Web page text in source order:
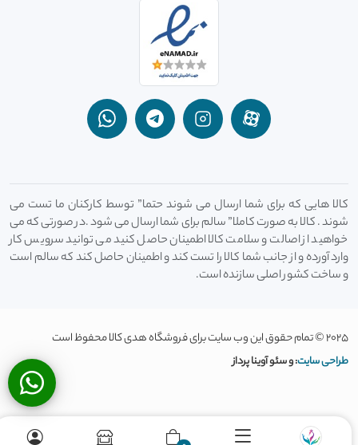
کالا هایی که برای شما ارسال می شوند حتما” توسط کارکنان ما تست می
شوند . کالا به صورت کاملا” سالم برای شما ارسال می شود .در صورتی که می
خواهید از اصالت و سلامت کالا اطمینان حاصل کنید می توانید سرویس کار
وارد آورده و از جانب شما کالا را تست کند و اطمینان حاصل کند که سالم است
و ساخت کشور اصلی سازنده است.
2025 © تمام حقوق این وب سایت برای فروشگاه هدی کالا محفوظ است
طراحی سایت: و سئو آوینا پرداز